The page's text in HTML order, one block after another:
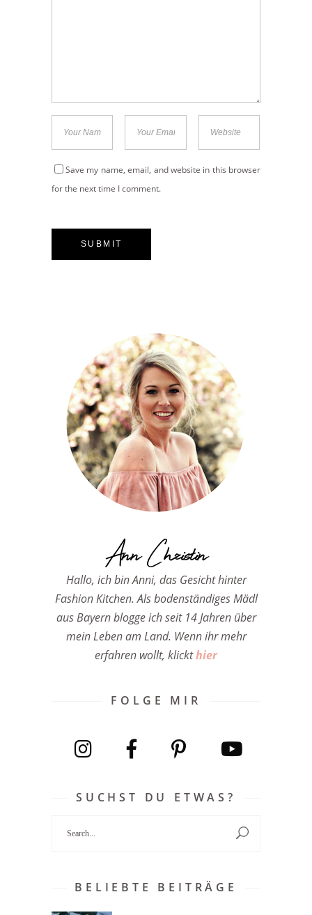
Save my name, email, and website in this browser
for the next time I comment.
Ann Christin
Hallo, ich bin Anni, das Gesicht hinter
Fashion Kitchen. Als bodenständiges Mädl
aus Bayern blogge ich seit 14 Jahren über
mein Leben am Land. Wenn ihr mehr
erfahren wollt, klickthier
FOLGE MIR
SUCHST DU ETWAS?
BELIEBTE BEITRÄGE